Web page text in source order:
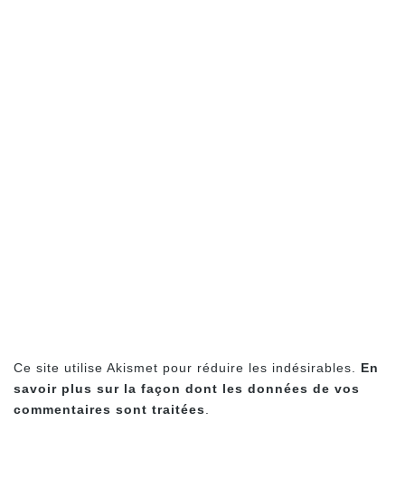
Ce site utilise Akismet pour réduire les indésirables. En
savoir plus sur la façon dont les données de vos
commentaires sont traitées